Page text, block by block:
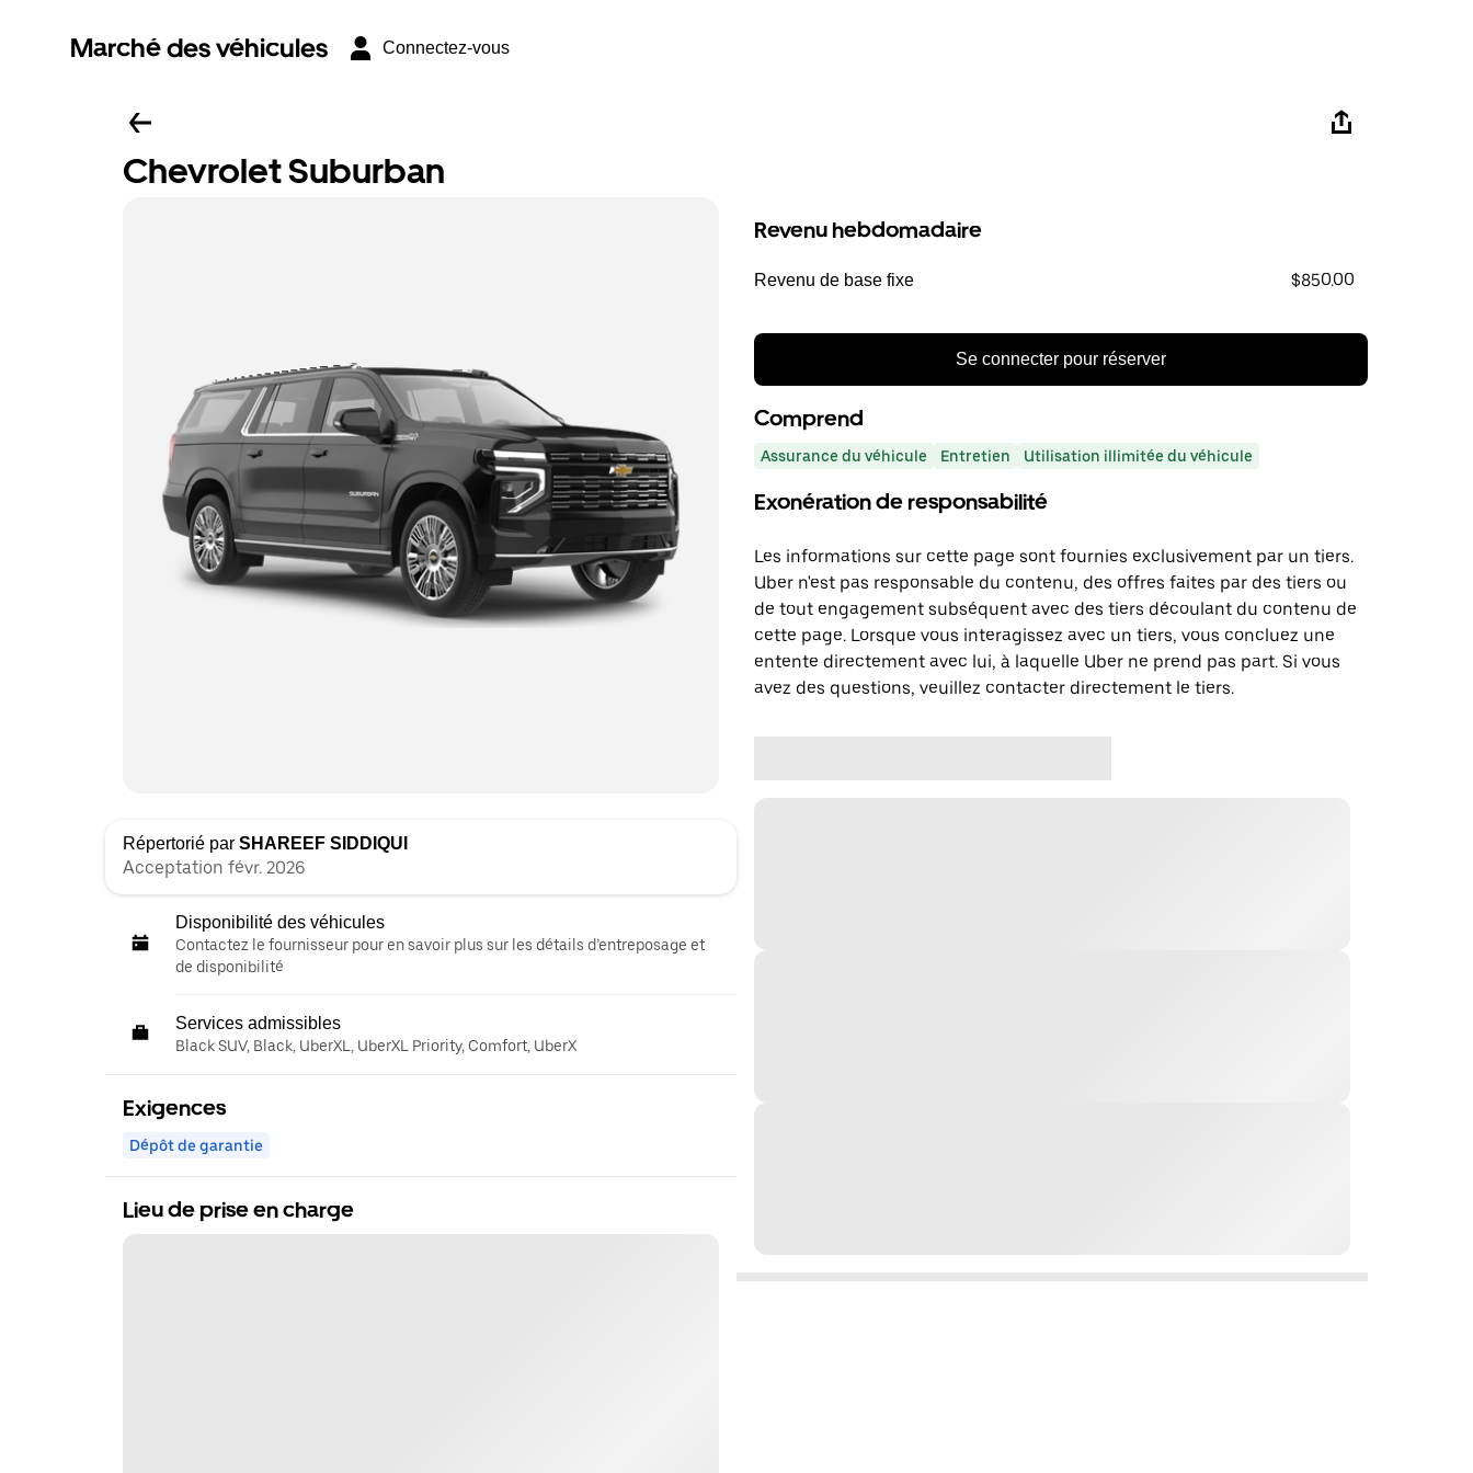
Marché des véhicules Connectez-vous
Chevrolet Suburban
Répertorié par SHAREEF SIDDIQUI
Acceptation févr. 2026
Disponibilité des véhicules
Contactez le fournisseur pour en savoir plus sur les détails d’entreposage et
de disponibilité
Services admissibles
Black SUV, Black, UberXL, UberXL Priority, Comfort, UberX
Exigences
Dépôt de garantie
Lieu de prise en charge
Revenu hebdomadaire
Revenu de base fixe $850.00
Se connecter pour réserver
Comprend
Assurance du véhicule Entretien Utilisation illimitée du véhicule
Exonération de responsabilité
Les informations sur cette page sont fournies exclusivement par un tiers.
Uber n'est pas responsable du contenu, des offres faites par des tiers ou
de tout engagement subséquent avec des tiers découlant du contenu de
cette page. Lorsque vous interagissez avec un tiers, vous concluez une
entente directement avec lui, à laquelle Uber ne prend pas part. Si vous
avez des questions, veuillez contacter directement le tiers.